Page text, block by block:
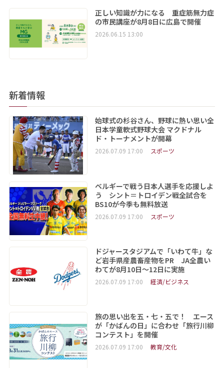
正しい知識が力になる 重症筋無力症
の市民講座が8月8日に広島で開催
2026.06.15 13:00
新着情報
始球式の杉谷さん、野球に熱い思い全
日本学童軟式野球大会 マクドナル
ド・トーナメントが開幕
2026.07.09 17:00 スポーツ
ベルギーで戦う日本人選手を応援しよ
う シント＝トロイデン戦全試合を
BS10が今季も無料放送
2026.07.09 17:00 スポーツ
ドジャースタジアムで「いわて牛」な
ど岩手県産農畜産物をPR JA全農い
わてが8月10日～12日に実施
2026.07.09 17:00 経済/ビジネス
旅の思い出を五・七・五で！ エース
が「かばんの日」に合わせ「旅行川柳
コンテスト」を開催
2026.07.09 17:00 教育/文化